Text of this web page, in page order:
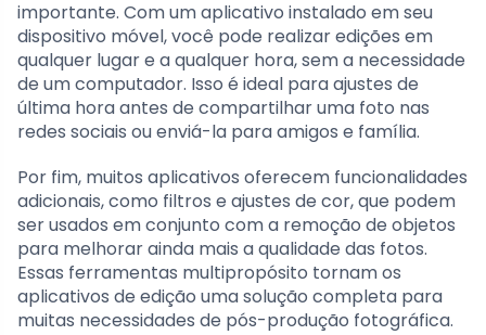
importante. Com um aplicativo instalado em seu
dispositivo móvel, você pode realizar edições em
qualquer lugar e a qualquer hora, sem a necessidade
de um computador. Isso é ideal para ajustes de
última hora antes de compartilhar uma foto nas
redes sociais ou enviá-la para amigos e família.
Por fim, muitos aplicativos oferecem funcionalidades
adicionais, como filtros e ajustes de cor, que podem
ser usados em conjunto com a remoção de objetos
para melhorar ainda mais a qualidade das fotos.
Essas ferramentas multipropósito tornam os
aplicativos de edição uma solução completa para
muitas necessidades de pós-produção fotográfica.